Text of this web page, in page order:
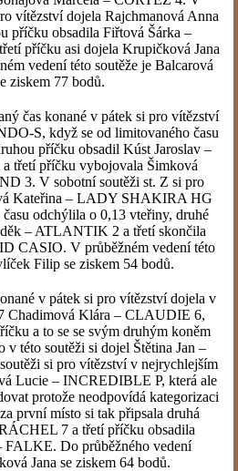
vítězství dojela Rajchmanová Anna
příčku obsadila Fiřtová Šárka –
příčku asi dojela Krupičková Jana
vedení této soutěže je Balcarová
ziskem 77 bodů.
čas konané v pátek si pro vítězství
S, když se od limitovaného času
příčku obsadil Kúst Jaroslav –
příčku vybojovala Šimková
3. V sobotní soutěži st. Z si pro
Kateřina – LADY SHAKIRA HG
odchýlila o 0,13 vteřiny, druhé
– ATLANTIK 2 a třetí skončila
CASIO. V průběžném vedení této
Filip se ziskem 54 bodů.
v pátek si pro vítězství dojela v
Chadimová Klára – CLAUDIE 6,
a to se se svým druhým koněm
v této soutěži si dojel Štětina Jan –
si pro vítězství v nejrychlejším
Lucie – INCREDIBLE P, která ale
protože neodpovídá kategorizaci
první místo si tak připsala druhá
7 a třetí příčku obsadila
Do průběžného vedení
Jana se ziskem 64 bodů.